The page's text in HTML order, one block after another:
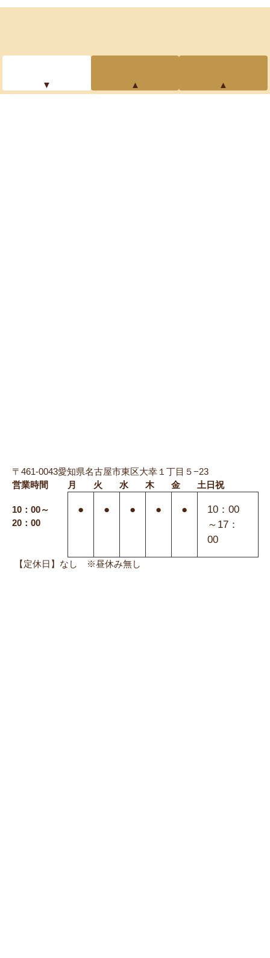
〒461-0043愛知県名古屋市東区大幸１丁目５−23
営業時間
月 火 水 木 金 土日祝
10：00～
20：00
● ● ● ● ●
10：00
～17：
00
【定休日】なし ※昼休み無し